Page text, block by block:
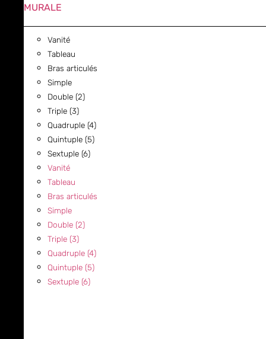
MURALE
Vanité
Tableau
Bras articulés
Simple
Double (2)
Triple (3)
Quadruple (4)
Quintuple (5)
Sextuple (6)
Vanité
Tableau
Bras articulés
Simple
Double (2)
Triple (3)
Quadruple (4)
Quintuple (5)
Sextuple (6)